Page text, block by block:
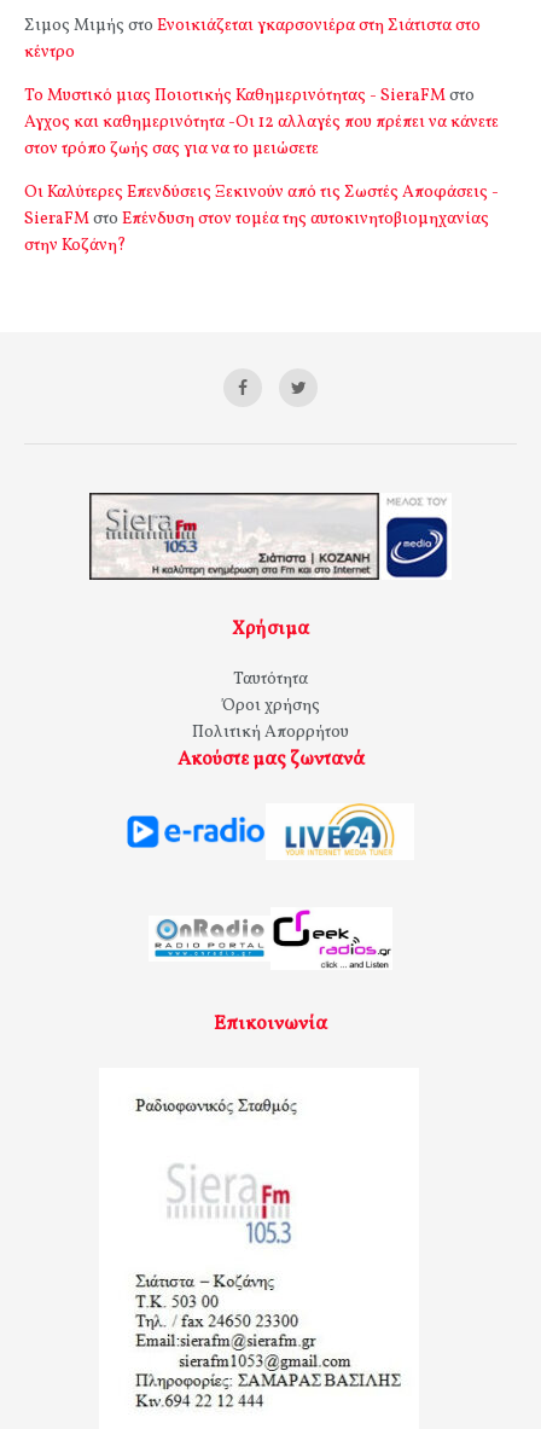
Σιμος Μιμής στο Ενοικιάζεται γκαρσονιέρα στη Σιάτιστα στο
κέντρο
Το Μυστικό μιας Ποιοτικής Καθημερινότητας - SieraFMστο
Αγχος και καθημερινότητα -Οι 12 αλλαγές που πρέπει να κάνετε
στον τρόπο ζωής σας για να το μειώσετε
Οι Καλύτερες Επενδύσεις Ξεκινούν από τις Σωστές Αποφάσεις -
SieraFMστο Επένδυση στον τομέα της αυτοκινητοβιομηχανίας
στην Κοζάνη?
Χρήσιμα
Ταυτότητα
Όροι χρήσης
Πολιτική Απορρήτου
Ακούστε μας ζωντανά
Επικοινωνία